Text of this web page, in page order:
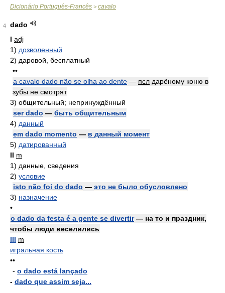
Dicionário Português-Francês > cavalo
4
dado
I adj
1) дозволенный
2) даровой, бесплатный
••
a cavalo dado não se olha ao dente — псл дарёному коню в
зубы не смотрят
3) общительный; непринуждённый
ser dado — быть общительным
4) данный
em dado momento — в данный момент
5) датированный
II m
1) данные, сведения
2) условие
isto não foi do dado — это не было обусловлено
3) назначение
•
o dado da festa é a gente se divertir— на то и праздник,
чтобы люди веселились
III m
игральная кость
••
- o dado está lançado
- dado que assim seja...